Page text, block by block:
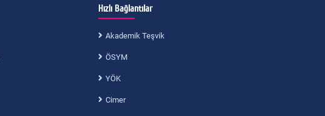
Hızlı Bağlantılar
Akademik Teşvik
ÖSYM
YÖK
Cimer